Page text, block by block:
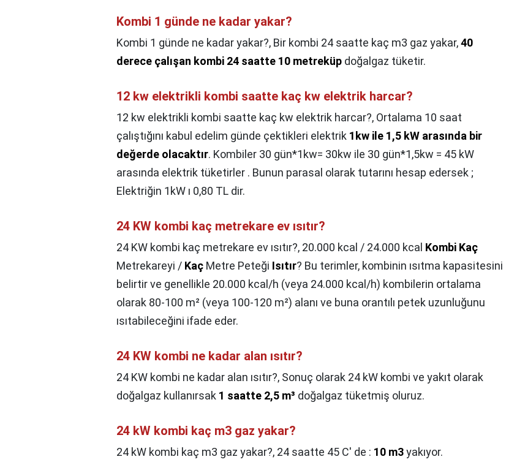
Kombi 1 günde ne kadar yakar?
Kombi 1 günde ne kadar yakar?, Bir kombi 24 saatte kaç m3 gaz yakar,40
derece çalışan kombi 24 saatte 10 metreküp doğalgaz tüketir.
12 kw elektrikli kombi saatte kaç kw elektrik harcar?
12 kw elektrikli kombi saatte kaç kw elektrik harcar?, Ortalama 10 saat
çalıştığını kabul edelim günde çektikleri elektrik 1kw ile 1,5 kW arasında bir
değerde olacaktır. Kombiler 30 gün*1kw= 30kw ile 30 gün*1,5kw = 45 kW
arasında elektrik tüketirler . Bunun parasal olarak tutarını hesap edersek ;
Elektriğin 1kW ı 0,80 TL dir.
24 KW kombi kaç metrekare ev ısıtır?
24 KW kombi kaç metrekare ev ısıtır?, 20.000 kcal / 24.000 kcal Kombi Kaç
Metrekareyi / Kaç Metre Peteği Isıtır? Bu terimler, kombinin ısıtma kapasitesini
belirtir ve genellikle 20.000 kcal/h (veya 24.000 kcal/h) kombilerin ortalama
olarak 80-100 m² (veya 100-120 m²) alanı ve buna orantılı petek uzunluğunu
ısıtabileceğini ifade eder.
24 KW kombi ne kadar alan ısıtır?
24 KW kombi ne kadar alan ısıtır?, Sonuç olarak 24 kW kombi ve yakıt olarak
doğalgaz kullanırsak 1 saatte 2,5 m³ doğalgaz tüketmiş oluruz.
24 kW kombi kaç m3 gaz yakar?
24 kW kombi kaç m3 gaz yakar?, 24 saatte 45 C' de : 10 m3yakıyor.